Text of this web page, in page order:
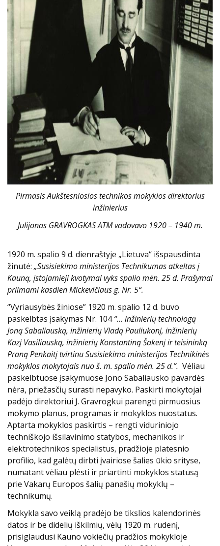
Pirmasis Aukštesniosios technikos mokyklos direktorius
inžinierius
Julijonas GRAVROGKAS ATM vadovavo 1920 – 1940 m.
1920 m. spalio 9 d. dienraštyje „Lietuva“ išspausdinta
žinutė: „Susisiekimo ministerijos Technikumas atkeltas į
Kauną, įstojamieji kvotymai vyks spalio mėn. 25 d. Prašymai
priimami kasdien Mickevičiaus g. Nr. 5“.
“Vyriausybės žiniose” 1920 m. spalio 12 d. buvo
paskelbtas įsakymas Nr. 104“… inžinierių technologą
Joną Sabaliauską, inžinierių Vladą Pauliukonį, inžinierių
Kazį Vasiliauską, inžinierių Konstantiną Šakenį ir teisininką
Praną Penkaitį tvirtinu Susisiekimo ministerijos Technikinės
mokyklos mokytojais nuo š. m. spalio mėn. 25 d.”. Vėliau
paskelbtuose įsakymuose Jono Sabaliausko pavardės
nėra, priežasčių surasti nepavyko. Paskirti mokytojai
padėjo direktoriui J. Gravrogkui parengti pirmuosius
mokymo planus, programas ir mokyklos nuostatus.
Aptarta mokyklos paskirtis – rengti viduriniojo
techniškojo išsilavinimo statybos, mechanikos ir
elektrotechnikos specialistus, pradžioje platesnio
profilio, kad galėtų dirbti įvairiose šalies ūkio srityse,
numatant vėliau plėsti ir priartinti mokyklos statusą
prie Vakarų Europos šalių panašių mokyklų –
technikumų.
Mokykla savo veiklą pradėjo be tikslios kalendorinės
datos ir be didelių iškilmių, vėlų 1920 m. rudenį,
prisiglaudusi Kauno vokiečių pradžios mokykloje